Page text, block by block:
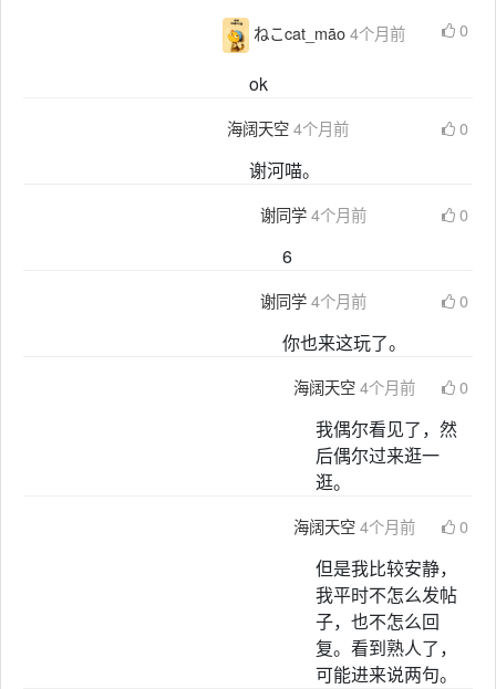
ねこcat_māo4个月前 0
ok
海阔天空4个月前 0
谢河喵。
谢同学4个月前 0
6
谢同学4个月前 0
你也来这玩了。
海阔天空4个月前 0
我偶尔看见了，然
后偶尔过来逛一
逛。
海阔天空4个月前 0
但是我比较安静，
我平时不怎么发帖
子，也不怎么回
复。看到熟人了，
可能进来说两句。